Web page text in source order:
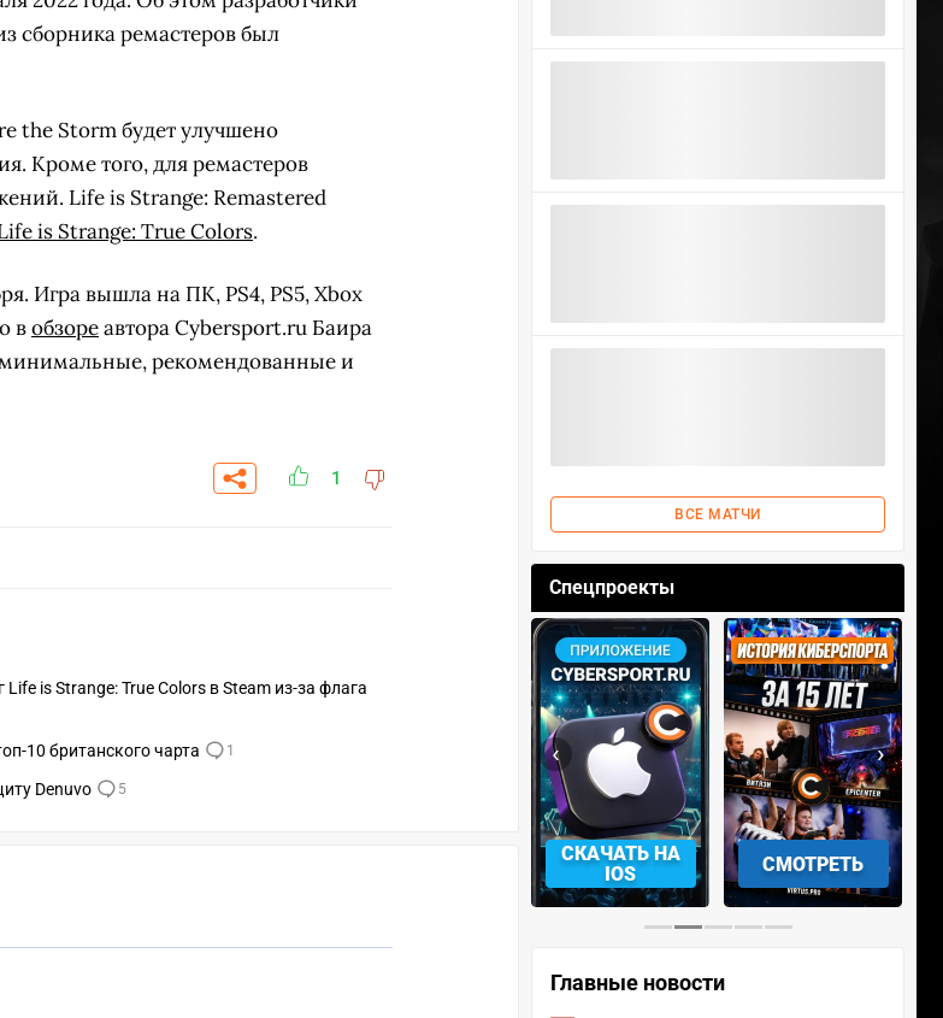
сборника ремастеров был
the Storm будет улучшено
Кроме того, для ремастеров
Life is Strange: Remastered
is Strange: True Colors.
Игра вышла на ПК, PS4, PS5, Xbox
вобзореавтора Cybersport.ru Баира
рекомендованные и
1
is Strange: True Colors в Steam из‑за флага
10 британского чарта 1
Denuvo 5
ВСЕ МАТЧИ
Спецпроекты
СМОТРЕТЬ УЧАСТВОВАТЬ
‹ ›
Главные новости